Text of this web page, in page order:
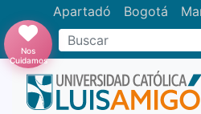
Apartadó Bogotá
Buscar
Nos
Cuidamos